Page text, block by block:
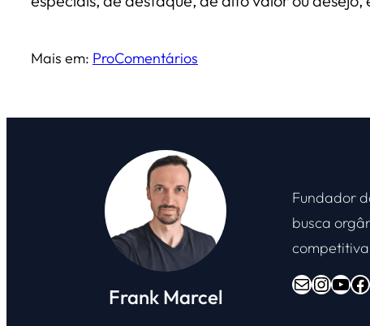
Mais em: ProComentários
Frank Marcel
Fundador
busca
E-mail InstagramYoutube Facebook